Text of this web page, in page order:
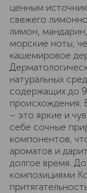
ценным
свежего
лимон,
морские ноты,
кашемировое
натуральных
содержащих до
происхождения.
– это яркие и
себе сочные
компонентов,
ароматов и
долгое время.
композициями